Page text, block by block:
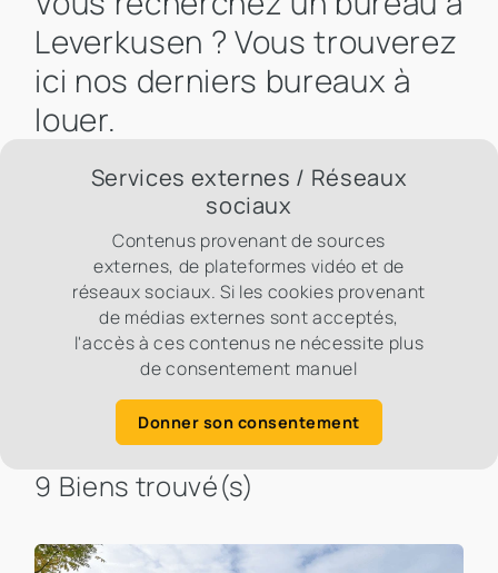
Leverkusen ? Vous trouverez
ici nos derniers bureaux à
louer.
Services externes / Réseaux
sociaux
Contenus provenant de sources
externes, de plateformes vidéo et de
réseaux sociaux. Si les cookies provenant
de médias externes sont acceptés,
l'accès à ces contenus ne nécessite plus
de consentement manuel
Donner son consentement
9 Biens trouvé(s)